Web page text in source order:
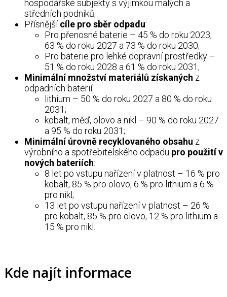
hospodářské subjekty s výjimkou malých a
středních podniků;
Přísnějšícíle pro sběr odpadu:
Pro přenosné baterie – 45 % do roku 2023,
63 % do roku 2027 a 73 % do roku 2030;
Pro baterie pro lehké dopravní prostředky –
51 % do roku 2028 a 61 % do roku 2031;
Minimální množství materiálů získaných z
odpadních baterií:
lithium – 50 % do roku 2027 a 80 % do roku
2031;
kobalt, měď, olovo a nikl – 90 % do roku 2027
a 95 % do roku 2031;
Minimální úrovně recyklovaného obsahu z
výrobního a spotřebitelského odpadu pro použití v
nových bateriích:
8 let po vstupu nařízení v platnost – 16 % pro
kobalt, 85 % pro olovo, 6 % pro lithium a 6 %
pro nikl;
13 let po vstupu nařízení v platnost – 26 %
pro kobalt, 85 % pro olovo, 12 % pro lithium a
15 % pro nikl.
Kde najít informace